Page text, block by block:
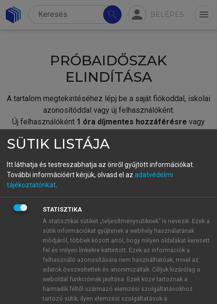
search person BELÉPÉS menu
PRÓBAIDŐSZAK
ELINDÍTÁSA
A tartalom megtekintéséhez lépj be a saját fiókoddal, iskolai
azonosítóddal vagy új felhasználóként.
Új felhasználóként 1 óra díjmentes hozzáférésre vagy
fiókoddal,vagy hozz létre új fiókot.
A regisztráció után apróbaidőszakautomatikusan
BELÉPÉS SAJÁT FIÓKKAL
ÚJ FIÓK LÉTREHOZÁSA
1 óra díjmentes hozzáférés
E-MAIL-CÍM
SÜTIK LISTÁJA
Itt láthatja és testreszabhatja az önről gyűjtött információkat.
További információért kérjük, olvasd el az adatvédelmi
tájékoztatónkat
STATISZTIKA
A statisztikai sütiket „teljesítménysütiknek” is nevezik. Ezek a
sütik információkat gyűjtenek a webhely használatának
módjáról, többek között arról, hogy milyen oldalakat keresett
fel és milyen linkekre kattintott. Ezek az információk a
felhasználó azonosítására nem használhatóak, mivel az
adatok összesítettek és anonimizáltak. Céljuk kizárólag a
weboldal funkcióinak javítása. Ezek közé tartoznak a
harmadik féltől származó elemzési szolgáltatásokhoz
tartozó sütik; ilyen elemzési szolgáltatások a